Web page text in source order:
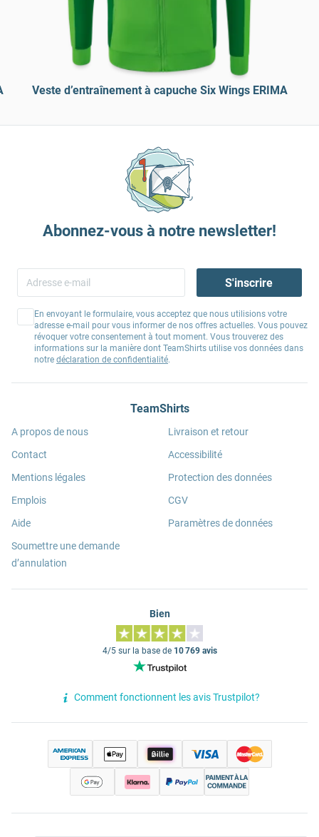
Veste d’entraînement à capuche Six Wings ERIMA
Abonnez-vous à notre newsletter!
S'inscrire
En envoyant le formulaire, vous acceptez que nous utilisions votre
adresse e-mail pour vous informer de nos offres actuelles. Vous pouvez
révoquer votre consentement à tout moment. Vous trouverez des
informations sur la manière dont TeamShirts utilise vos données dans
notre déclaration de confidentialité.
TeamShirts
A propos de nous
Contact
Mentions légales
Emplois
Aide
Soumettre une demande
d’annulation
Livraison et retour
Accessibilité
Protection des données
CGV
Paramètres de données
Bien
4/5 sur la base de 10 769 avis
Comment fonctionnent les avis Trustpilot?